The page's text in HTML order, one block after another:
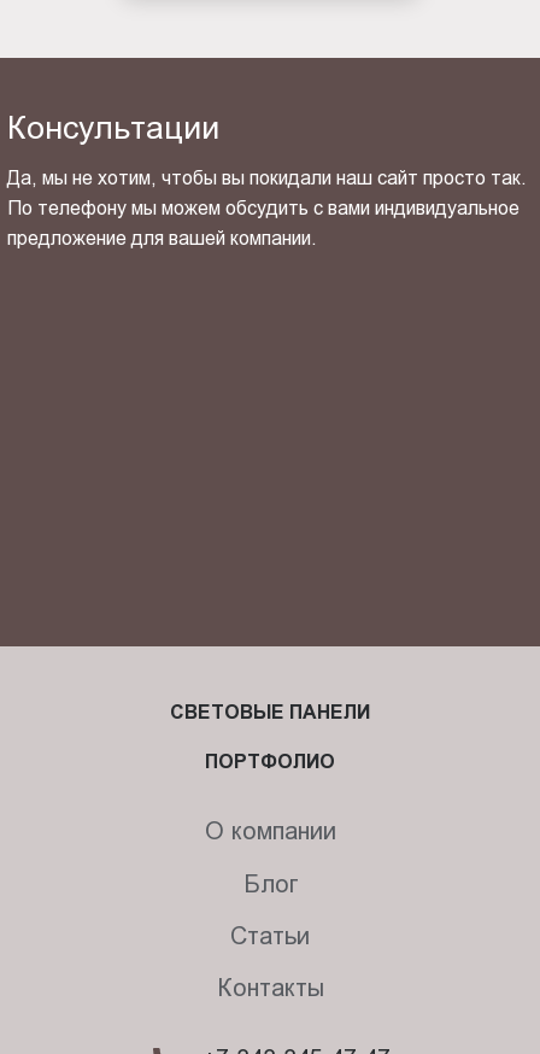
Консультации
Да, мы не хотим, чтобы вы покидали наш сайт просто так.
По телефону мы можем обсудить с вами индивидуальное
предложение для вашей компании.
ОТПРАВИТЬ СВОЙ КОНТАКТ
СВЕТОВЫЕ ПАНЕЛИ
ПОРТФОЛИО
О компании
Блог
Статьи
Контакты